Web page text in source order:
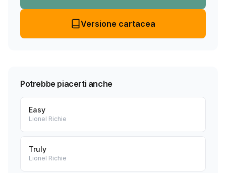
Versione cartacea
Potrebbe piacerti anche
Easy
Lionel Richie
Truly
Lionel Richie